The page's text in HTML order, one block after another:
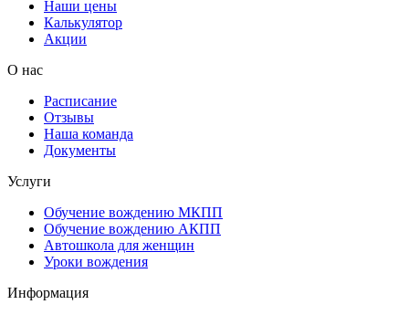
Наши цены
Калькулятор
Акции
О нас
Расписание
Отзывы
Наша команда
Документы
Услуги
Обучение вождению МКПП
Обучение вождению АКПП
Автошкола для женщин
Уроки вождения
Информация